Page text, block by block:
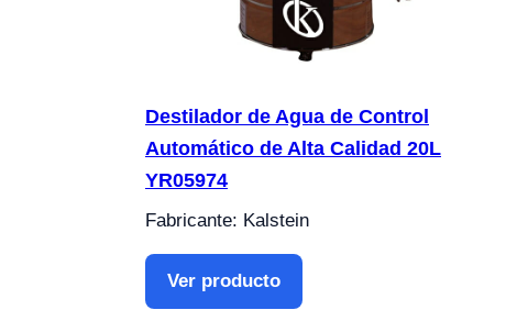
Destilador de Agua de Control
Automático de Alta Calidad 20L
YR05974
Fabricante: Kalstein
Ver producto